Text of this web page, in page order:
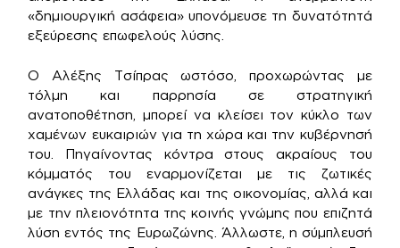
«δημιουργική ασάφεια» υπονόμευσε τη δυνατότητά
εξεύρεσης επωφελούς λύσης.
Ο Αλέξης Τσίπρας ωστόσο, προχωρώντας με
τόλμη και παρρησία σε στρατηγική
ανατοποθέτηση, μπορεί να κλείσει τον κύκλο των
χαμένων ευκαιριών για τη χώρα και την κυβέρνησή
του. Πηγαίνοντας κόντρα στους ακραίους του
κόμματός του εναρμονίζεται με τις ζωτικές
ανάγκες της Ελλάδας και της οικονομίας, αλλά και
με την πλειονότητα της κοινής γνώμης που επιζητά
λύση εντός της Ευρωζώνης. Άλλωστε, η σύμπλευσή